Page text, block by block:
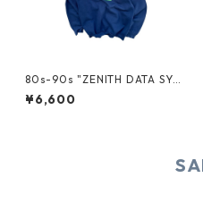
80s-90s "ZENITH DATA SYS
TEMS" RAGLAN SWEAT
¥6,600